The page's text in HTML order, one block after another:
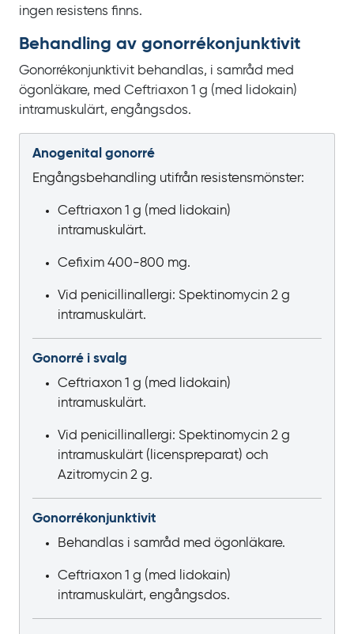
ingen resistens finns.
Behandling av gonorré­konjunktivit
Gonorrékonjunktivit behandlas, i samråd med
ögonläkare, med Ceftriaxon 1 g (med lidokain)
intramuskulärt, engångsdos.
Anogenital gonorré
Engångsbehandling utifrån resistensmönster:
Ceftriaxon 1 g (med lidokain)
intramuskulärt.
Cefixim 400‍-‍800 mg.
Vid penicillinallergi: Spektinomycin 2 g
intramuskulärt.
Gonorré i svalg
Ceftriaxon 1 g (med lidokain)
intramuskulärt.
Vid penicillinallergi: Spektinomycin 2 g
intramuskulärt (licenspreparat) och
Azitromycin 2 g.
Gonorrékonjunktivit
Behandlas i samråd med ögonläkare.
Ceftriaxon 1 g (med lidokain)
intramuskulärt, engångsdos.